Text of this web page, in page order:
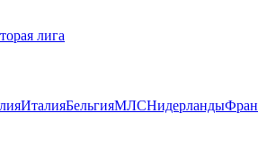
лига
ИталияБельгияМЛСНидерланды